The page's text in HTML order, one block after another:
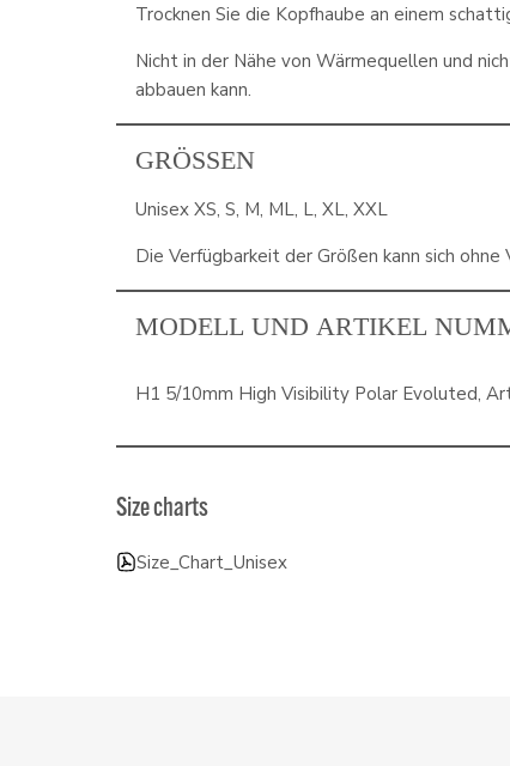
Trocknen Sie die Kopfhaube an einem
Nicht in der Nähe von Wärmequellen und
abbauen kann.
GRÖSSEN
Unisex XS, S, M, ML, L, XL, XXL
Die Verfügbarkeit der Größen kann sich
MODELL UND ARTIKEL
H1 5/10mm High Visibility Polar Evoluted,
Size charts
Size_Chart_Unisex